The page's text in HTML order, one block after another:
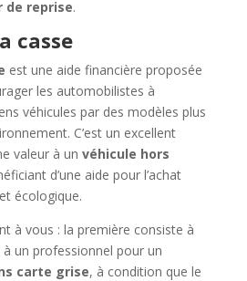
de reprise.
casse
est une aide financière proposée
les automobilistes à
véhicules par des modèles plus
C’est un excellent
valeur à un véhicule hors
d’une aide pour l’achat
écologique.
à vous : la première consiste à
un professionnel pour un
carte grise, à condition que le